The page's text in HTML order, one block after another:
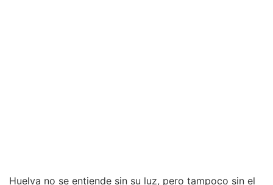
eco de unas sevillanas que marcaron un antes y un